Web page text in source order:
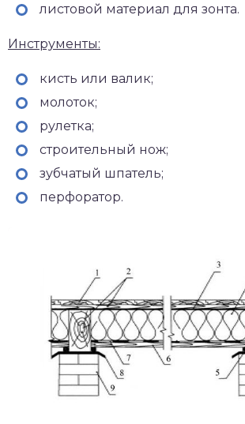
листовой материал для зонта.
Инструменты:
кисть или валик;
молоток;
рулетка;
строительный нож;
зубчатый шпатель;
перфоратор.